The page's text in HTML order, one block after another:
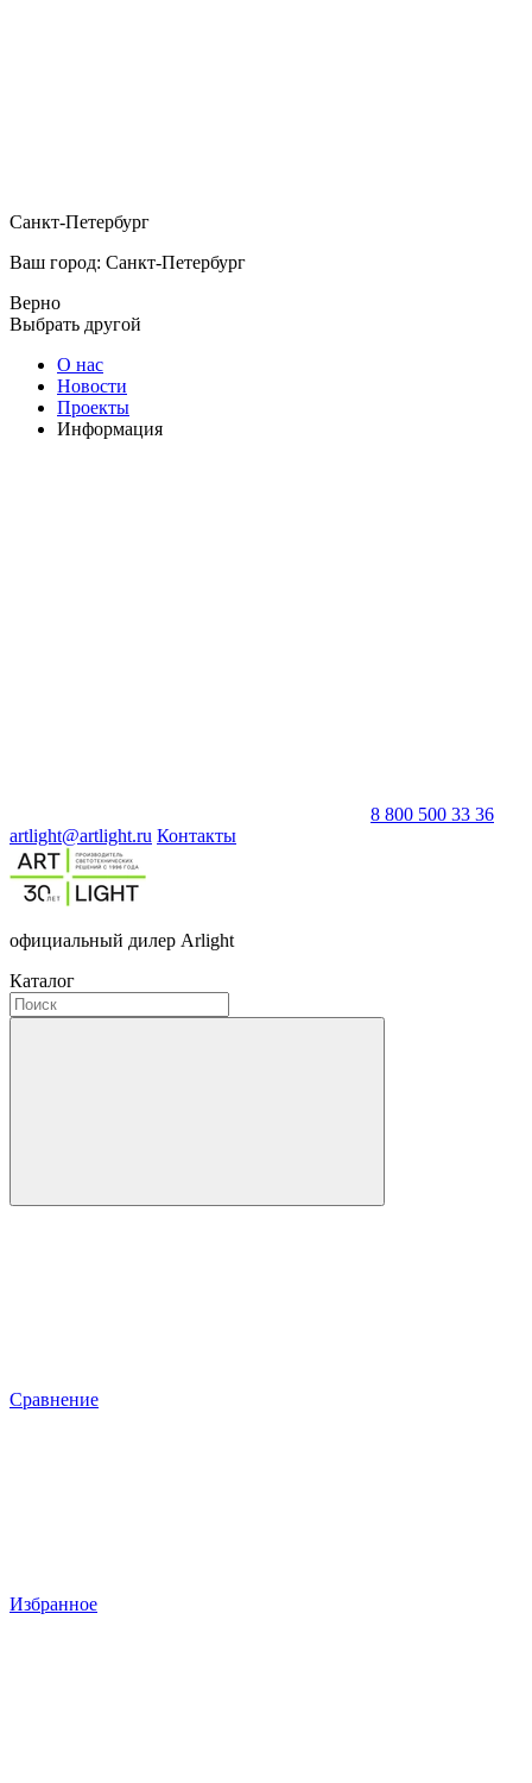
Санкт-Петербург
Ваш город: Санкт-Петербург
Верно
Выбрать другой
О нас
Новости
Проекты
Информация
8 800 500 33 36
artlight@artlight.ru Контакты
официальный дилер Arlight
Каталог
Сравнение
Избранное